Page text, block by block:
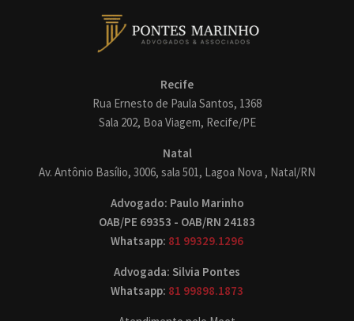
Recife
Rua Ernesto de Paula Santos, 1368
Sala 202, Boa Viagem, Recife/PE
Natal
Av. Antônio Basílio, 3006, sala 501, Lagoa Nova , Natal/RN
Advogado: Paulo Marinho
OAB/PE 69353 - OAB/RN 24183
Whatsapp: 81 99329.1296
Advogada: Silvia Pontes
Whatsapp: 81 99898.1873